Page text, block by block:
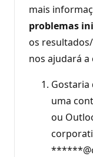
mais
problemas
os
nos ajudará
Gostaria
uma
ou